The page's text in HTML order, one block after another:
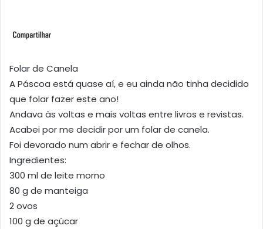
Folar de Canela
A Páscoa está quase aí, e eu ainda não tinha decidido
que folar fazer este ano!
Andava às voltas e mais voltas entre livros e revistas.
Acabei por me decidir por um folar de canela.
Foi devorado num abrir e fechar de olhos.
Ingredientes:
300 ml de leite morno
80 g de manteiga
2 ovos
100 g de açúcar